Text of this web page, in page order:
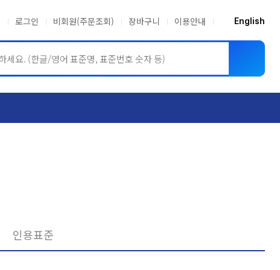
로그인 비회원(주문조회) 장바구니 이용안내 English
인용표준